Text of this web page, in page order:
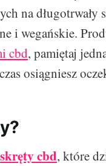
na
i wegańskie.
cbd, pamiętaj
osiągniesz
skręty cbd, które